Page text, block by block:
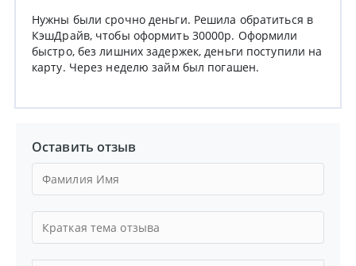
Нужны были срочно деньги. Решила обратиться в
КэшДрайв, чтобы оформить 30000р. Оформили
быстро, без лишних задержек, деньги поступили на
карту. Через неделю займ был погашен.
Оставить отзыв